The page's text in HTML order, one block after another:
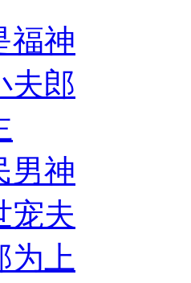
福神
夫郎
男神
宠夫
为上